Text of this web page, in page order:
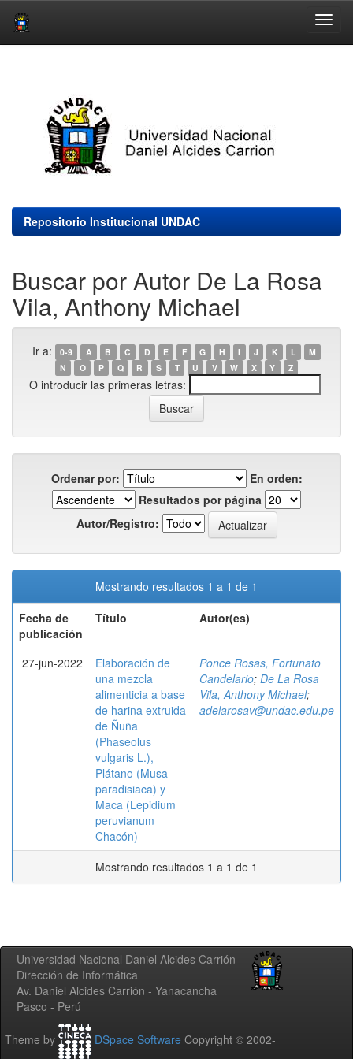
Repositorio Institucional UNDAC
Buscar por Autor De La Rosa
Vila, Anthony Michael
Ir a: 0-9 A B C D E F G H I J K L
M
N
O P Q R S T U V W X Y Z
O introducir las primeras letras:
Ordenar por:
En orden:
Resultados por página
Autor/Registro:
Mostrando resultados 1 a 1 de 1
Fecha de
publicación
Título Autor(es)
27-jun-2022
Elaboración de
una mezcla
alimenticia a base
de harina extruida
de Ñuña
(Phaseolus
vulgaris L.),
Plátano (Musa
paradisiaca) y
Maca (Lepidium
peruvianum
Chacón)
Ponce Rosas, Fortunato
Candelario; De La Rosa
Vila, Anthony Michael;
adelarosav@undac.edu.pe
Mostrando resultados 1 a 1 de 1
Universidad Nacional Daniel Alcides Carrión
Dirección de Informática
Av. Daniel Alcides Carrión - Yanacancha
Pasco - Perú
Theme by DSpace Software Copyright © 2002-